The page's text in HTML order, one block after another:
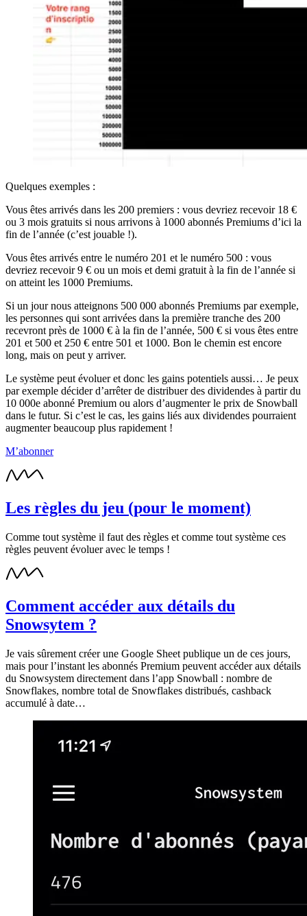
Quelques exemples :
Vous êtes arrivés dans les 200 premiers : vous devriez recevoir 18 €
ou 3 mois gratuits si nous arrivons à 1000 abonnés Premiums d’ici la
fin de l’année (c’est jouable !).
Vous êtes arrivés entre le numéro 201 et le numéro 500 : vous
devriez recevoir 9 € ou un mois et demi gratuit à la fin de l’année si
on atteint les 1000 Premiums.
Si un jour nous atteignons 500 000 abonnés Premiums par exemple,
les personnes qui sont arrivées dans la première tranche des 200
recevront près de 1000 € à la fin de l’année, 500 € si vous êtes entre
201 et 500 et 250 € entre 501 et 1000. Bon le chemin est encore
long, mais on peut y arriver.
Le système peut évoluer et donc les gains potentiels aussi… Je peux
par exemple décider d’arrêter de distribuer des dividendes à partir du
10 000e abonné Premium ou alors d’augmenter le prix de Snowball
dans le futur. Si c’est le cas, les gains liés aux dividendes pourraient
augmenter beaucoup plus rapidement !
M’abonner
Les règles du jeu (pour le moment)
Comme tout système il faut des règles et comme tout système ces
règles peuvent évoluer avec le temps !
Comment accéder aux détails du
Snowsytem ?
Je vais sûrement créer une Google Sheet publique un de ces jours,
mais pour l’instant les abonnés Premium peuvent accéder aux détails
du Snowsystem directement dans l’app Snowball : nombre de
Snowflakes, nombre total de Snowflakes distribués, cashback
accumulé à date…